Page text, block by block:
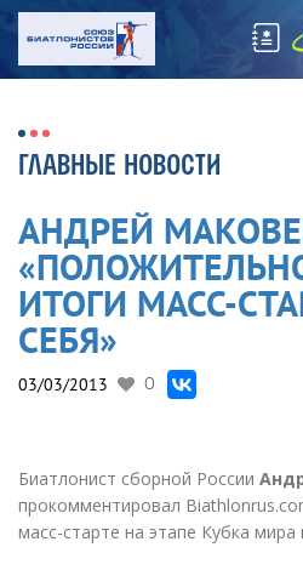
ГЛАВНЫЕ НОВОСТИ
АНДРЕЙ
ИТОГИ МАСС-
СЕБЯ»
03/03/2013 0
Биатлонист сборной России
прокомментировал
масс-старте на этапе Кубка